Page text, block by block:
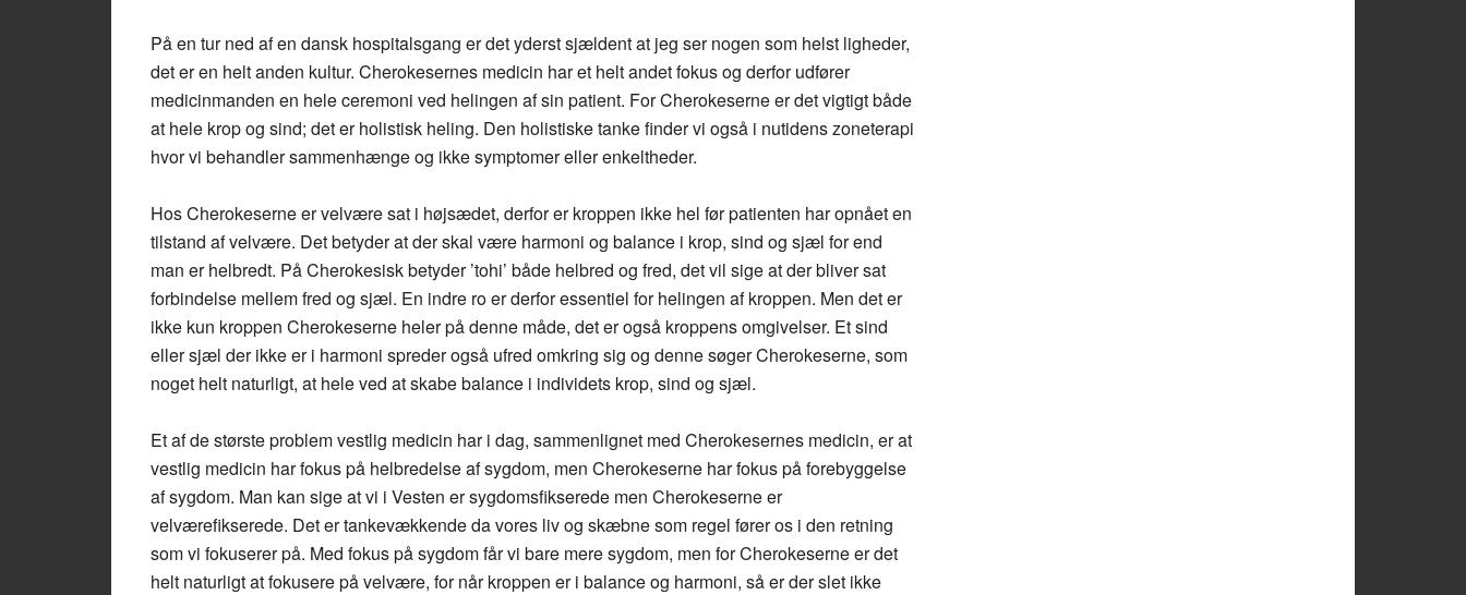
På en tur ned af en dansk hospitalsgang er det yderst sjældent at jeg ser nogen som helst ligheder,
det er en helt anden kultur. Cherokesernes medicin har et helt andet fokus og derfor udfører
medicinmanden en hele ceremoni ved helingen af sin patient. For Cherokeserne er det vigtigt både
at hele krop og sind; det er holistisk heling. Den holistiske tanke finder vi også i nutidens zoneterapi
hvor vi behandler sammenhænge og ikke symptomer eller enkeltheder.
Hos Cherokeserne er velvære sat i højsædet, derfor er kroppen ikke hel før patienten har opnået en
tilstand af velvære. Det betyder at der skal være harmoni og balance i krop, sind og sjæl for end
man er helbredt. På Cherokesisk betyder ’tohi’ både helbred og fred, det vil sige at der bliver sat
forbindelse mellem fred og sjæl. En indre ro er derfor essentiel for helingen af kroppen. Men det er
ikke kun kroppen Cherokeserne heler på denne måde, det er også kroppens omgivelser. Et sind
eller sjæl der ikke er i harmoni spreder også ufred omkring sig og denne søger Cherokeserne, som
noget helt naturligt, at hele ved at skabe balance i individets krop, sind og sjæl.
Et af de største problem vestlig medicin har i dag, sammenlignet med Cherokesernes medicin, er at
vestlig medicin har fokus på helbredelse af sygdom, men Cherokeserne har fokus på forebyggelse
af sygdom. Man kan sige at vi i Vesten er sygdomsfikserede men Cherokeserne er
velværefikserede. Det er tankevækkende da vores liv og skæbne som regel fører os i den retning
som vi fokuserer på. Med fokus på sygdom får vi bare mere sygdom, men for Cherokeserne er det
helt naturligt at fokusere på velvære, for når kroppen er i balance og harmoni, så er der slet ikke